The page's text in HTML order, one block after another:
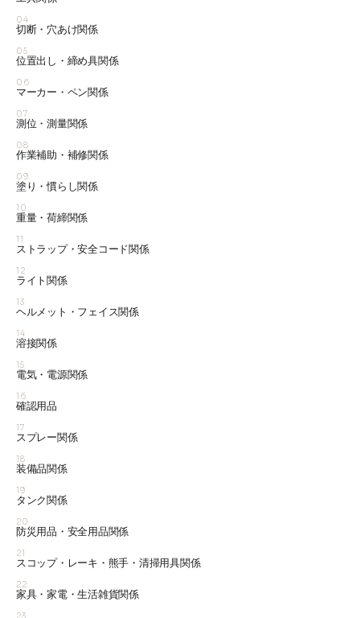
04
切断・穴あけ関係
05
位置出し・締め具関係
06
マーカー・ペン関係
07
測位・測量関係
08
作業補助・補修関係
09
塗り・慣らし関係
10
重量・荷締関係
11
ストラップ・安全コード関係
12
ライト関係
13
ヘルメット・フェイス関係
14
溶接関係
15
電気・電源関係
16
確認用品
17
スプレー関係
18
装備品関係
19
タンク関係
20
防災用品・安全用品関係
21
スコップ・レーキ・熊手・清掃用具関係
22
家具・家電・生活雑貨関係